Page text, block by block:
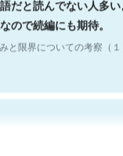
ので続編にも期待。
と限界についての考察（